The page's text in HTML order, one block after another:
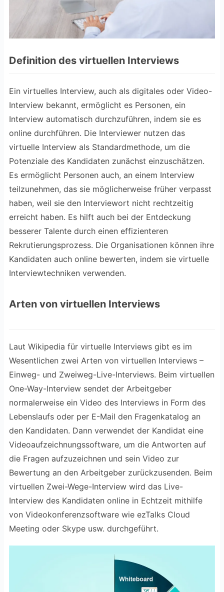
Definition des virtuellen Interviews
Ein virtuelles Interview, auch als digitales oder Video-
Interview bekannt, ermöglicht es Personen, ein
Interview automatisch durchzuführen, indem sie es
online durchführen. Die Interviewer nutzen das
virtuelle Interview als Standardmethode, um die
Potenziale des Kandidaten zunächst einzuschätzen.
Es ermöglicht Personen auch, an einem Interview
teilzunehmen, das sie möglicherweise früher verpasst
haben, weil sie den Interviewort nicht rechtzeitig
erreicht haben. Es hilft auch bei der Entdeckung
besserer Talente durch einen effizienteren
Rekrutierungsprozess. Die Organisationen können ihre
Kandidaten auch online bewerten, indem sie virtuelle
Interviewtechniken verwenden.
Arten von virtuellen Interviews
Laut Wikipedia für virtuelle Interviews gibt es im
Wesentlichen zwei Arten von virtuellen Interviews –
Einweg- und Zweiweg-Live-Interviews. Beim virtuellen
One-Way-Interview sendet der Arbeitgeber
normalerweise ein Video des Interviews in Form des
Lebenslaufs oder per E-Mail den Fragenkatalog an
den Kandidaten. Dann verwendet der Kandidat eine
Videoaufzeichnungssoftware, um die Antworten auf
die Fragen aufzuzeichnen und sein Video zur
Bewertung an den Arbeitgeber zurückzusenden. Beim
virtuellen Zwei-Wege-Interview wird das Live-
Interview des Kandidaten online in Echtzeit mithilfe
von Videokonferenzsoftware wie ezTalks Cloud
Meeting oder Skype usw. durchgeführt.